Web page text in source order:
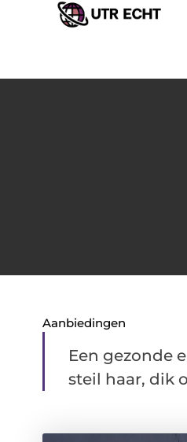
Aanbiedingen
Een gezonde
steil haar, dik